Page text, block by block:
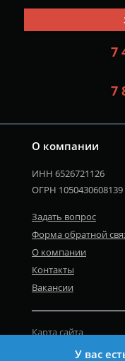
О компании
ИНН 6526721126
ОГРН 1050430608139
Задать вопрос
Форма обратной
О компании
Контакты
Вакансии
Карта сайта
Политика
7
7
У вас